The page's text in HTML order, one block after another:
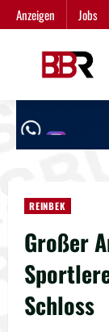
Zum
Inhalt
Anzeigen Jobs
REINBEK
Großer
Schloss